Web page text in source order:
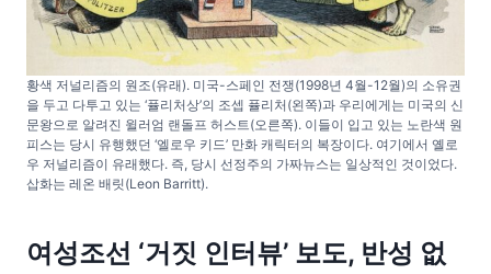
황색 저널리즘의 원조(유래). 미국-스페인 전쟁(1998년 4월-12월)의 소유권
을 두고 다투고 있는 ‘퓰리처상’의 조셉 퓰리처(왼쪽)과 우리에게는 미국의 신
문왕으로 알려진 윌러엄 랜돌프 허스트(오른쪽). 이들이 입고 있는 노란색 원
피스는 당시 유행했던 ‘엘로우 키드’ 만화 캐릭터의 복장이다. 여기에서 옐로
우 저널리즘이 유래했다. 즉, 당시 선정주의 가짜뉴스는 일상적인 것이었다.
삽화는 레온 배릿(Leon Barritt).
여성조선 ‘거짓 인터뷰’ 보도, 반성 없